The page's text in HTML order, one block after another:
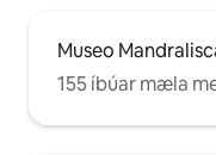
Museo
155 íbúar mæla